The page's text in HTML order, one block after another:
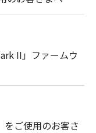
II」ファームウ
をご使用のお客さ